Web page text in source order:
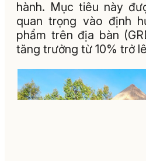
hành. Mục tiêu này
quan trọng vào định
phẩm trên địa bàn
tăng trưởng từ 10% trở